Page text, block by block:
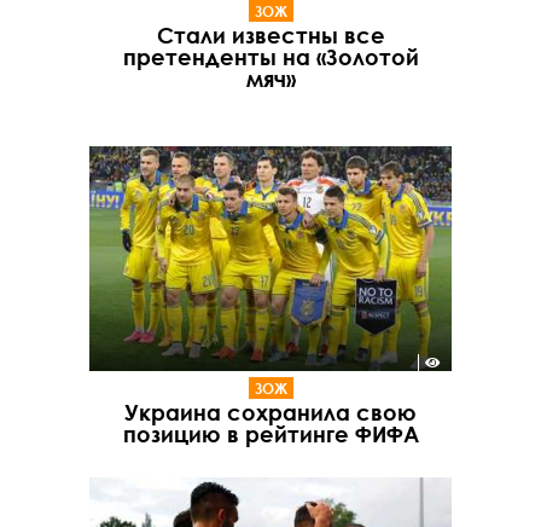
ЗОЖ
Стали известны все
претенденты на «Золотой
мяч»
ЗОЖ
Украина сохранила свою
позицию в рейтинге ФИФА